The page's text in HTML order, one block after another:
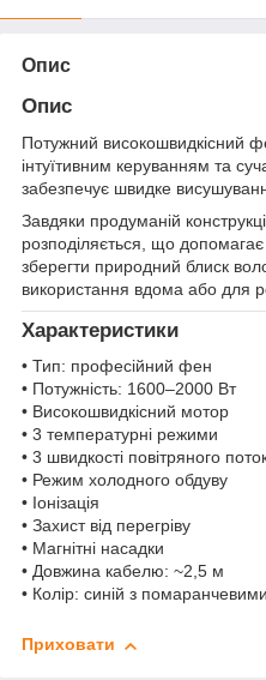
Опис
Опис
Потужний високошвидкісний
інтуїтивним керуванням та
забезпечує швидке
Завдяки продуманій
розподіляється, що допомагає
зберегти природний блиск
використання вдома або для
Характеристики
• Тип: професійний фен
• Потужність: 1600–2000 Вт
• Високошвидкісний мотор
• 3 температурні режими
• 3 швидкості повітряного
• Режим холодного обдуву
• Іонізація
• Захист від перегріву
• Магнітні насадки
• Довжина кабелю: ~2,5 м
• Колір: синій з
Приховати